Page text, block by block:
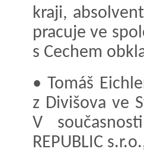
kraji,
pracuje ve
s Cechem
• Tomáš
z Divišova ve
V
REPUBLIC